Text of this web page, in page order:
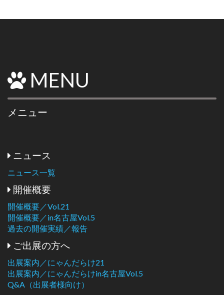
MENU
メニュー
ニュース
ニュース一覧
開催概要
開催概要／Vol.21
開催概要／in名古屋Vol.5
過去の開催実績／報告
ご出展の方へ
出展案内／にゃんだらけ21
出展案内／にゃんだらけin名古屋Vol.5
Q&A（出展者様向け）